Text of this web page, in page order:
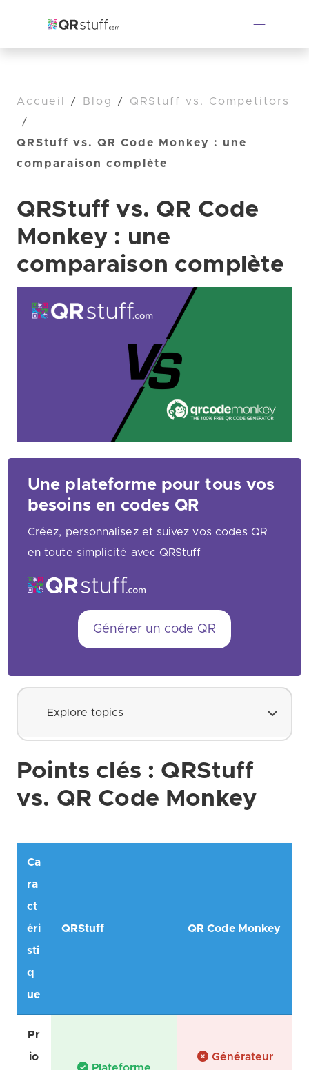
Accueil / Blog /
QRStuff vs. Competitors
/
QRStuff vs. QR Code Monkey : une
comparaison complète
QRStuff vs. QR Code
Monkey : une
comparaison complète
Une plateforme pour tous vos
besoins en codes QR
Créez, personnalisez et suivez vos codes QR
en toute simplicité avec QRStuff
Générer un code QR
Explore topics
Points clés : QRStuff
vs. QR Code Monkey
Ca
ra
ct
éri
sti
q
ue
QRStuff QR Code Monkey
Pr
io
Générateur